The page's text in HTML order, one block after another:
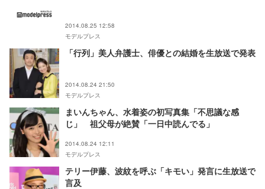
2014.08.25 12:58
モデルプレス
「行列」美人弁護士、俳優との結婚を生放送で発表
2014.08.24 21:50
モデルプレス
まいんちゃん、水着姿の初写真集「不思議な感
じ」 祖父母が絶賛「一日中読んでる」
2014.08.24 12:11
モデルプレス
テリー伊藤、波紋を呼ぶ「キモい」発言に生放送で
言及